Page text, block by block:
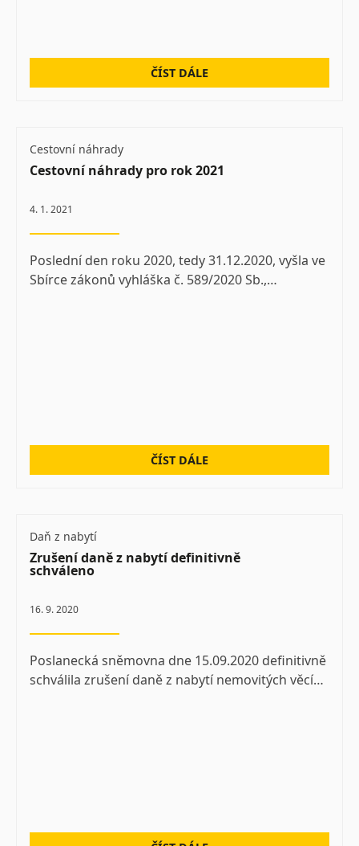
ČÍST DÁLE
Cestovní náhrady
Cestovní náhrady pro rok 2021
4. 1. 2021
Poslední den roku 2020, tedy 31.12.2020, vyšla ve
Sbírce zákonů vyhláška č. 589/2020 Sb.,…
ČÍST DÁLE
Daň z nabytí
Zrušení daně z nabytí definitivně
schváleno
16. 9. 2020
Poslanecká sněmovna dne 15.09.2020 definitivně
schválila zrušení daně z nabytí nemovitých věcí…